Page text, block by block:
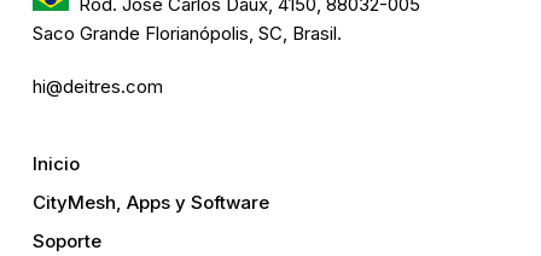
Saco Grande Florianópolis, SC, Brasil.
hi@deitres.com
Inicio
CityMesh, Apps y Software
Soporte